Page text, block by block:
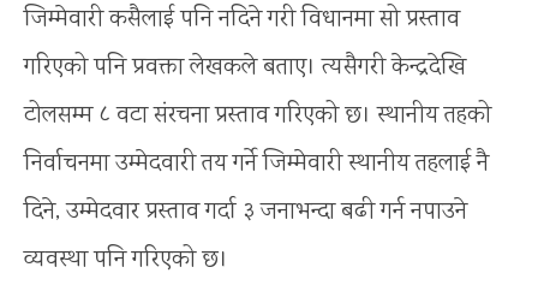
जिम्मेवारी कसैलाई पनि नदिने गरी विधानमा सो प्रस्ताव
गरिएको पनि प्रवक्ता लेखकले बताए। त्यसैगरी केन्द्रदेखि
टोलसम्म ८ वटा संरचना प्रस्ताव गरिएको छ। स्थानीय तहको
निर्वाचनमा उम्मेदवारी तय गर्ने जिम्मेवारी स्थानीय तहलाई नै
दिने, उम्मेदवार प्रस्ताव गर्दा ३ जनाभन्दा बढी गर्न नपाउने
व्यवस्था पनि गरिएको छ।